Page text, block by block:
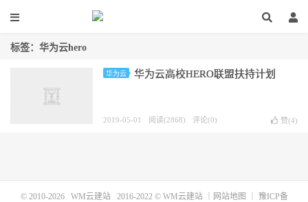
标签：华为云hero
华为云 华为云高校HERO联盟扶持计划
2019-05-01 阅读(2868) 评论(0) 赞(4)
© 2010-2026 WM云建站2016-2022 © WM云建站｜ 网站地图
豫ICP备